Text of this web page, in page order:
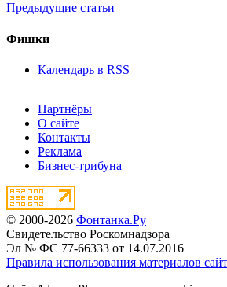
Предыдущие статьи
Фишки
Календарь в RSS
Партнёры
О сайте
Контакты
Реклама
Бизнес-трибуна
© 2000-2026 Фонтанка.Ру
Свидетельство Роскомнадзора
Эл № ФС 77-66333 от 14.07.2016
Правила использования материалов